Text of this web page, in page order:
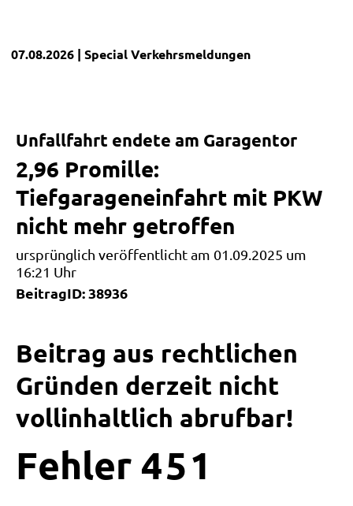
07.08.2026 | SpecialVerkehrsmeldungen
Unfallfahrt endete am Garagentor
2,96 Promille:
Tiefgarageneinfahrt mit PKW
nicht mehr getroffen
ursprünglich veröffentlicht am 01.09.2025 um
16:21 Uhr
BeitragID: 38936
Beitrag aus rechtlichen
Gründen derzeit nicht
vollinhaltlich abrufbar!
Fehler 4 5 1